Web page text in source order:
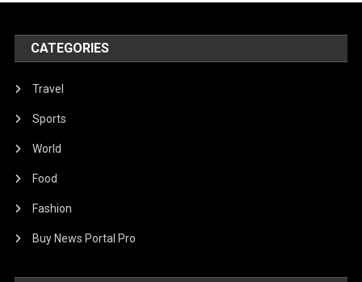
CATEGORIES
Travel
Sports
World
Food
Fashion
Buy News Portal Pro